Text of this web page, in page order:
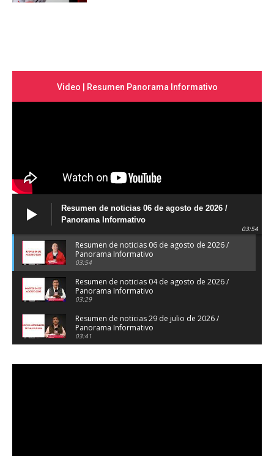
Video | Resumen Panorama Informativo
Resumen de noticias 06 de agosto de 2026 /
Panorama Informativo
03:54
Resumen de noticias 06 de agosto de 2026 /
Panorama Informativo
03:54
Resumen de noticias 04 de agosto de 2026 /
Panorama Informativo
03:29
Resumen de noticias 29 de julio de 2026 /
Panorama Informativo
03:41
Panorama Informativo